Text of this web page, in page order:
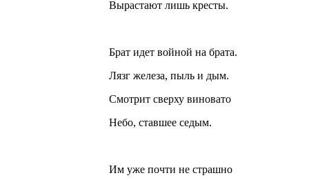
Вырастают лишь кресты.
Брат идет войной на брата.
Лязг железа, пыль и дым.
Смотрит сверху виновато
Небо, ставшее седым.
Им уже почти не страшно